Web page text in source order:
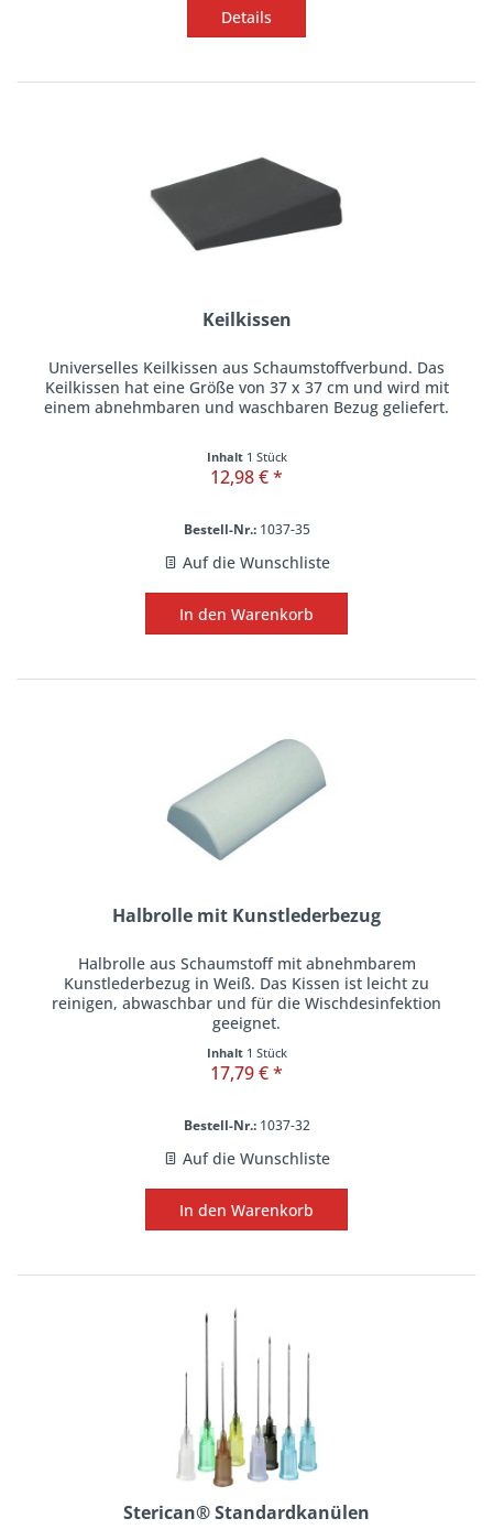
Details
Keilkissen
Universelles Keilkissen aus Schaumstoffverbund. Das
Keilkissen hat eine Größe von 37 x 37 cm und wird mit
einem abnehmbaren und waschbaren Bezug geliefert.
Inhalt 1 Stück
12,98 € *
Bestell-Nr.:1037-35
Auf die Wunschliste
In den Warenkorb
Halbrolle mit Kunstlederbezug
Halbrolle aus Schaumstoff mit abnehmbarem
Kunstlederbezug in Weiß. Das Kissen ist leicht zu
reinigen, abwaschbar und für die Wischdesinfektion
geeignet.
Inhalt 1 Stück
17,79 € *
Bestell-Nr.:1037-32
Auf die Wunschliste
In den Warenkorb
Sterican® Standardkanülen